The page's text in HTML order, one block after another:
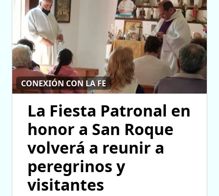
CONEXIÓN CON LA FE
La Fiesta Patronal en
honor a San Roque
volverá a reunir a
peregrinos y
visitantes